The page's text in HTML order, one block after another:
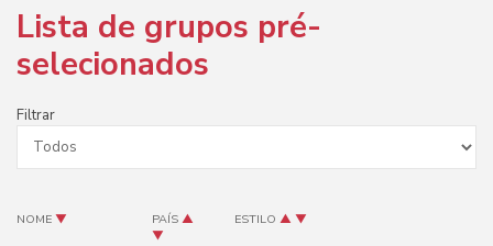
Lista de grupos pré-
selecionados
Filtrar
NOME ▼ PAÍS ▲
▼
ESTILO ▲ ▼